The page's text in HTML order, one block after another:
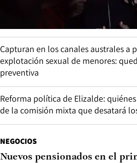
Capturan en los canales australes a
explotación sexual de menores:
preventiva
Reforma política de Elizalde:
de la comisión mixta que desatará
NEGOCIOS
Nuevos pensionados en el